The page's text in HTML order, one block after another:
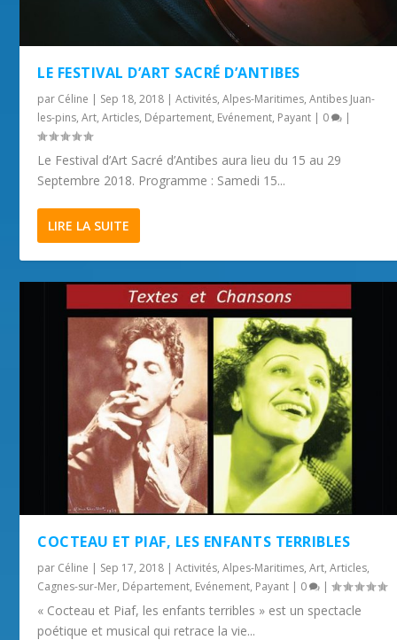
LE FESTIVAL D’ART SACRÉ D’ANTIBES
par Céline | Sep 18, 2018 |Activités,Alpes-Maritimes,Antibes Juan-
les-pins,Art,Articles, Département, Evénement, Payant | 0 |
Le Festival d’Art Sacré d’Antibes aura lieu du 15 au 29
Septembre 2018. Programme : Samedi 15...
LIRE LA SUITE
COCTEAU ET PIAF, LES ENFANTS TERRIBLES
par Céline | Sep 17, 2018 |Activités,Alpes-Maritimes,Art,Articles,
Cagnes-sur-Mer, Département, Evénement, Payant | 0 |
« Cocteau et Piaf, les enfants terribles » est un spectacle
poétique et musical qui retrace la vie...